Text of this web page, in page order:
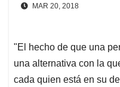
MAR 20, 2018
"El hecho de que una
una alternativa con la
cada quien está en su